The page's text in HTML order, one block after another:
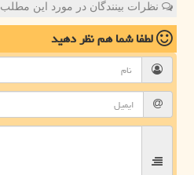
نظرات بینندگان در مورد این مطلب
لطفا شما همنظر دهید